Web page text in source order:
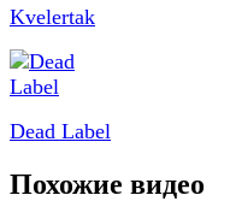
Kvelertak
Dead Label
Похожие видео